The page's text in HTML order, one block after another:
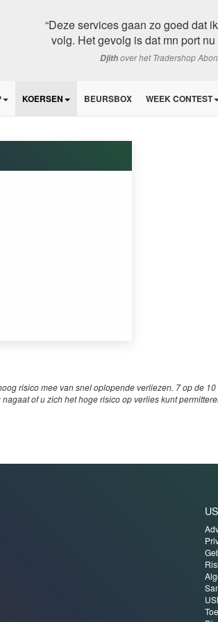
“Deze services gaan zo goed dat
volg. Het gevolg is dat mn port
Djithover het Tradershop
KOERSEN BEURSBOX WEEK CONTEST
risico mee van snel oplopende verliezen. 7 op de
of u zich het hoge risico op verlies kunt